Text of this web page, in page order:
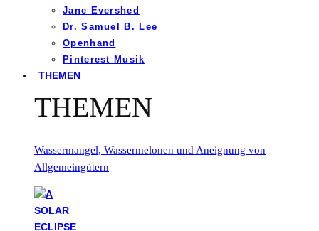
Jane Evershed
Dr. Samuel B. Lee
Openhand
Pinterest Musik
THEMEN
THEMEN
Wassermangel, Wassermelonen und Aneignung von
Allgemeingütern